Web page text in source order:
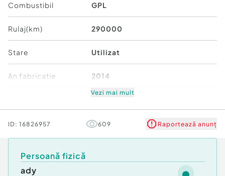
Combustibil GPL
Rulaj(km) 290000
Stare Utilizat
An fabricatie 2014
Transmisie Față
Volan
Vezi mai mult
ID: 16826957 609 Raportează anunț
Persoană fizică
ady